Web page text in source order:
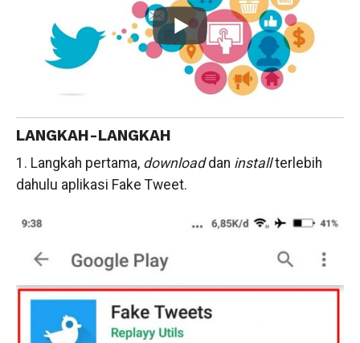
LANGKAH-LANGKAH
1. Langkah pertama, downloaddan installterlebih
dahulu aplikasi Fake Tweet.